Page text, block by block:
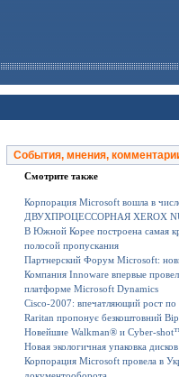
События, мнения,
Смотрите также
Корпорация Microsoft вошла в
ДВУХПРОЦЕССОРНАЯ XEROX
В Южной Корее построена самая
полосой пропускания
Партнерский Форум Microsoft:
Компания Innoware впервые
платформе Microsoft Dynamics
Cisco-2007: впечатляющий рост по
Raritan пропонує безкоштовний
Новейшие Walkman® и Cyber-
Новая экологичная упаковка
Корпорация Microsoft провела в